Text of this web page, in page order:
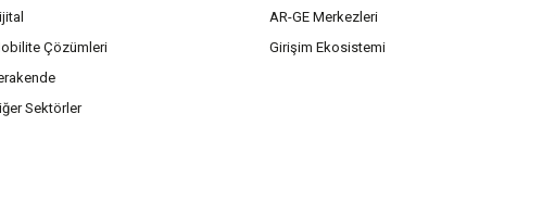
Çözümleri
Sektörler
AR-GE Merkezleri
Girişim Ekosistemi